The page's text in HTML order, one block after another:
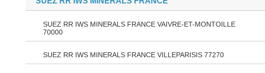
SUEZ RR IWS MINERALS FRANCE VAIVRE-ET-MONTOILLE
70000
SUEZ RR IWS MINERALS FRANCE VILLEPARISIS 77270